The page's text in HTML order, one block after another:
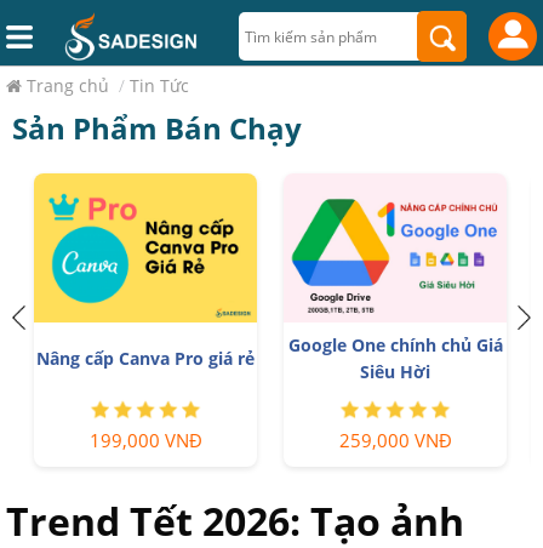
Trang chủ / Tin Tức
Sản Phẩm Bán Chạy
Nâng cấp Canva Pro giá rẻ
199,000 VNĐ
Google One chính chủ Giá
Siêu Hời
259,000 VNĐ
Trend Tết 2026: Tạo ảnh